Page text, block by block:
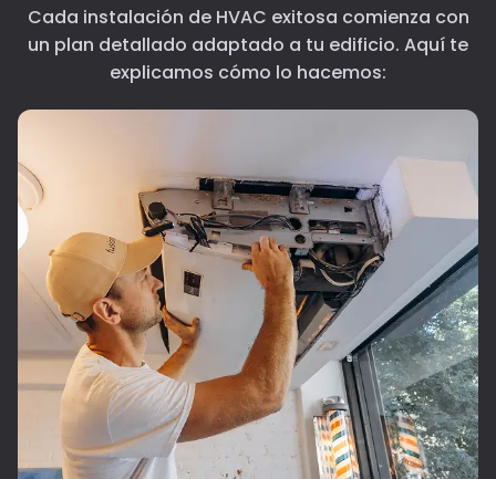
Cada instalación de HVAC exitosa comienza con
un plan detallado adaptado a tu edificio. Aquí te
explicamos cómo lo hacemos: